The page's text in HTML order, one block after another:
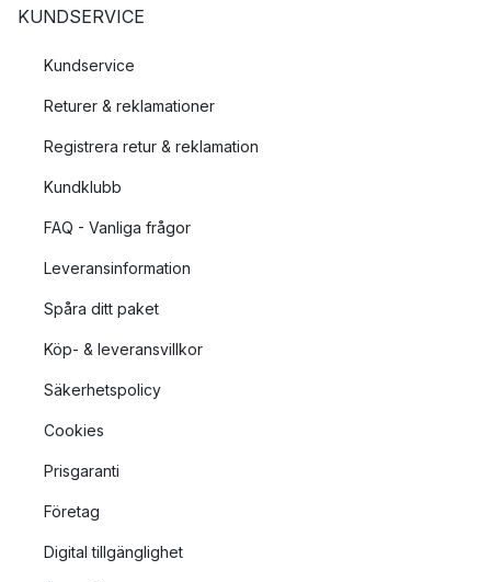
KUNDSERVICE
Kundservice
Returer & reklamationer
Registrera retur & reklamation
Kundklubb
FAQ - Vanliga frågor
Leveransinformation
Spåra ditt paket
Köp- & leveransvillkor
Säkerhetspolicy
Cookies
Prisgaranti
Företag
Digital tillgänglighet